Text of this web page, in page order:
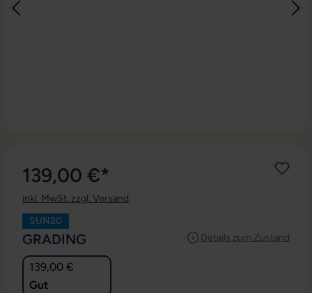
139,00 €*
inkl. MwSt. zzgl. Versand
SUN20
Details zum Zustand
GRADING
139,00 €
Gut